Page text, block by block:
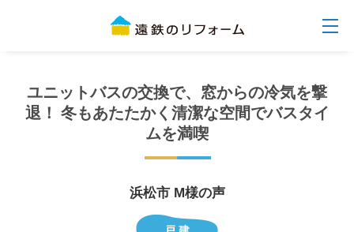
ユニットバスの交換で、窓からの冷気を撃
退！ 冬もあたたかく清潔な空間でバスタイ
ムを満喫
浜松市 M様の声